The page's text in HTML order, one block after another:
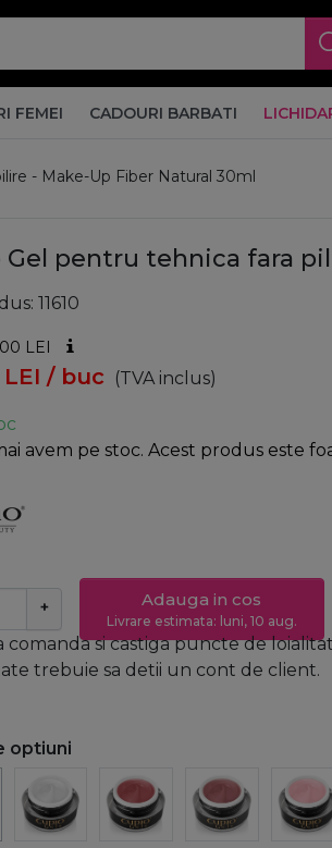
FEMEI CADOURI BARBATI
- Make-Up Fiber Natural 30ml
Gel pentru tehnica fara
11610
LEI
LEI / buc (TVA inclus)
avem pe stoc. Acest produs este
+ Adauga in cos
Livrare estimata: luni, 10 aug.
comanda si castiga puncte de
trebuie sa detii un cont de client.
optiuni